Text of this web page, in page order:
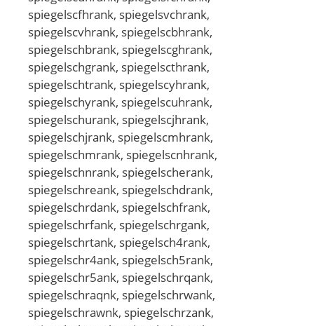
spiegelscfhrank, spiegelsvchrank,
spiegelscvhrank, spiegelscbhrank,
spiegelschbrank, spiegelscghrank,
spiegelschgrank, spiegelscthrank,
spiegelschtrank, spiegelscyhrank,
spiegelschyrank, spiegelscuhrank,
spiegelschurank, spiegelscjhrank,
spiegelschjrank, spiegelscmhrank,
spiegelschmrank, spiegelscnhrank,
spiegelschnrank, spiegelscherank,
spiegelschreank, spiegelschdrank,
spiegelschrdank, spiegelschfrank,
spiegelschrfank, spiegelschrgank,
spiegelschrtank, spiegelsch4rank,
spiegelschr4ank, spiegelsch5rank,
spiegelschr5ank, spiegelschrqank,
spiegelschraqnk, spiegelschrwank,
spiegelschrawnk, spiegelschrzank,